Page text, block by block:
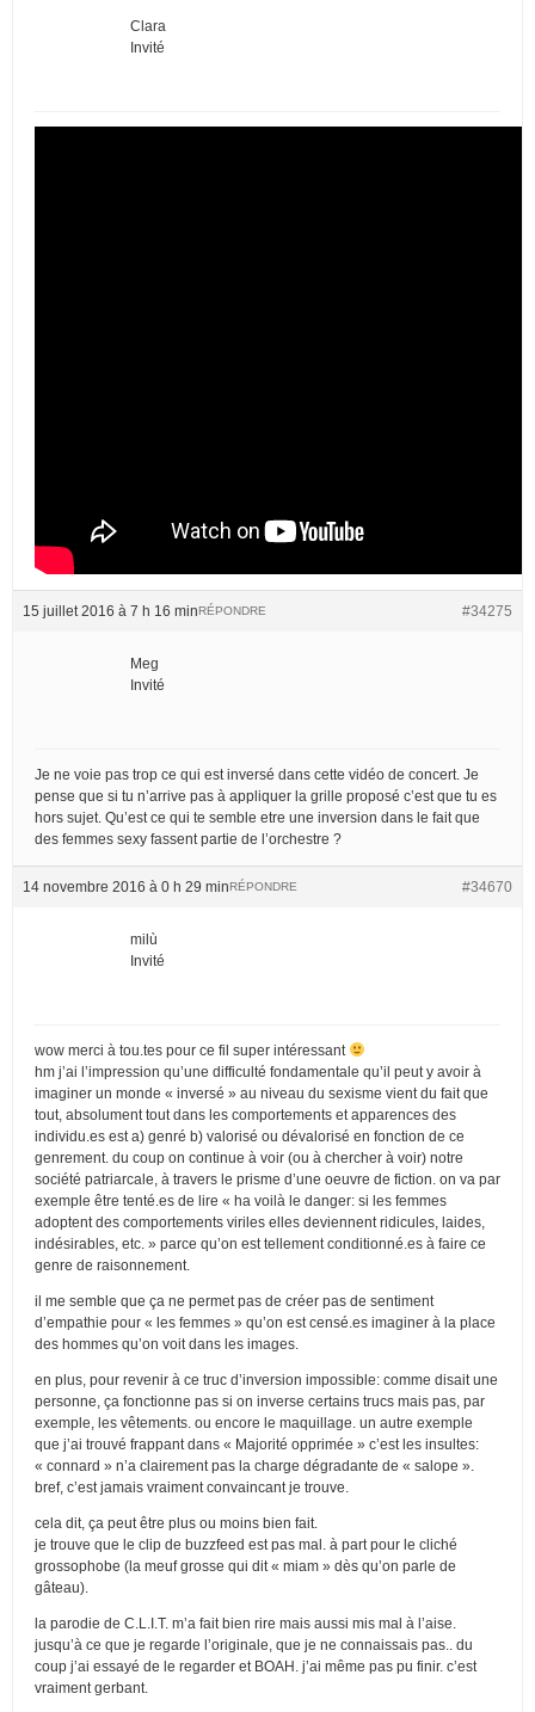
Clara
Invité
15 juillet 2016 à 7 h 16 min #34275
RÉPONDRE
Meg
Invité
Je ne voie pas trop ce qui est inversé dans cette vidéo de concert. Je
pense que si tu n’arrive pas à appliquer la grille proposé c’est que tu es
hors sujet. Qu’est ce qui te semble etre une inversion dans le fait que
des femmes sexy fassent partie de l’orchestre ?
14 novembre 2016 à 0 h 29 min #34670
RÉPONDRE
milù
Invité
wow merci à tou.tes pour ce fil super intéressant
hm j’ai l’impression qu’une difficulté fondamentale qu’il peut y avoir à
imaginer un monde « inversé » au niveau du sexisme vient du fait que
tout, absolument tout dans les comportements et apparences des
individu.es est a) genré b) valorisé ou dévalorisé en fonction de ce
genrement. du coup on continue à voir (ou à chercher à voir) notre
société patriarcale, à travers le prisme d’une oeuvre de fiction. on va par
exemple être tenté.es de lire « ha voilà le danger: si les femmes
adoptent des comportements viriles elles deviennent ridicules, laides,
indésirables, etc. » parce qu’on est tellement conditionné.es à faire ce
genre de raisonnement.
il me semble que ça ne permet pas de créer pas de sentiment
d’empathie pour « les femmes » qu’on est censé.es imaginer à la place
des hommes qu’on voit dans les images.
en plus, pour revenir à ce truc d’inversion impossible: comme disait une
personne, ça fonctionne pas si on inverse certains trucs mais pas, par
exemple, les vêtements. ou encore le maquillage. un autre exemple
que j’ai trouvé frappant dans « Majorité opprimée » c’est les insultes:
« connard » n’a clairement pas la charge dégradante de « salope ».
bref, c’est jamais vraiment convaincant je trouve.
cela dit, ça peut être plus ou moins bien fait.
je trouve que le clip de buzzfeed est pas mal. à part pour le cliché
grossophobe (la meuf grosse qui dit « miam » dès qu’on parle de
gâteau).
la parodie de C.L.I.T. m’a fait bien rire mais aussi mis mal à l’aise.
jusqu’à ce que je regarde l’originale, que je ne connaissais pas.. du
coup j’ai essayé de le regarder et BOAH. j’ai même pas pu finir. c’est
vraiment gerbant.